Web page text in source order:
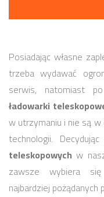
Posiadając własne
trzeba wydawać
serwis, natomiast
ładowarki
w utrzymaniu i nie są
technologii.
teleskopowychw
zawsze wybiera
najbardziej